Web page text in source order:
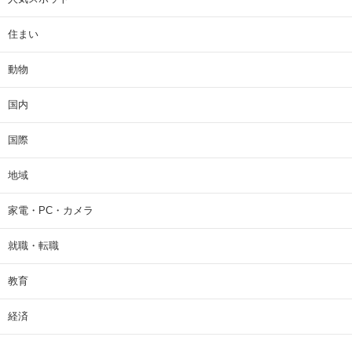
住まい
動物
国内
国際
地域
家電・PC・カメラ
就職・転職
教育
経済